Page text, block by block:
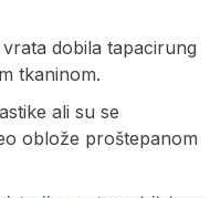
dobila tapacirung
tkaninom.
ali su se
oblože proštepanom